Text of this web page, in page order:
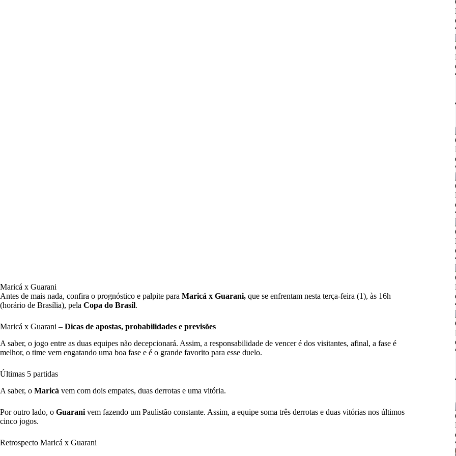
Maricá x Guarani
Antes de mais nada, confira o prognóstico e palpite para Maricá x Guarani, que se enfrentam nesta terça-feira (1), às 16h
(horário de Brasília), pela Copa do Brasil.
Maricá x Guarani – Dicas de apostas, probabilidades e previsões
A saber, o jogo entre as duas equipes não decepcionará. Assim, a responsabilidade de vencer é dos visitantes, afinal, a fase é
melhor, o time vem engatando uma boa fase e é o grande favorito para esse duelo.
Últimas 5 partidas
A saber, o Maricá vem com dois empates, duas derrotas e uma vitória.
Por outro lado, o Guarani vem fazendo um Paulistão constante. Assim, a equipe soma três derrotas e duas vitórias nos últimos
cinco jogos.
Retrospecto Maricá x Guarani